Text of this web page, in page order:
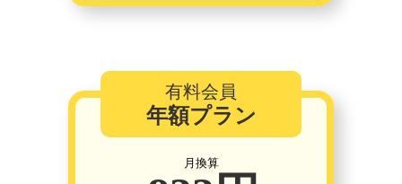
有料会員
年額プラン
月換算